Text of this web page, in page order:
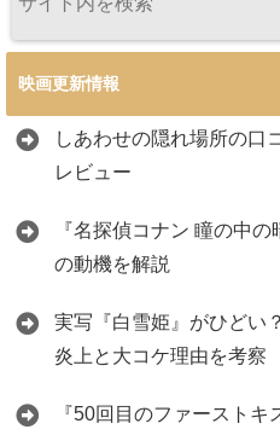
映画更新情報
しあわせの隠れ場所の口
レビュー
『名探偵コナン 瞳の中
の動機を解説
実写『白雪姫』がひどい
炎上と大コケ理由を考察
『50回目のファースト